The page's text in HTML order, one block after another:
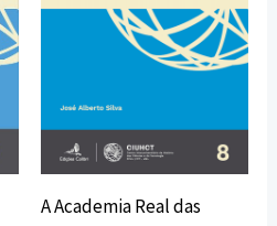
A Academia Real das